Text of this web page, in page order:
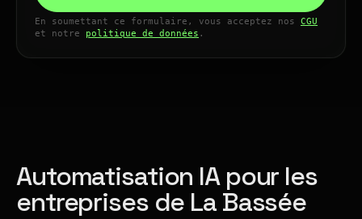
En soumettant ce formulaire, vous acceptez nos CGU
et notre politique de données .
Automatisation IA pour les
entreprises de La Bassée